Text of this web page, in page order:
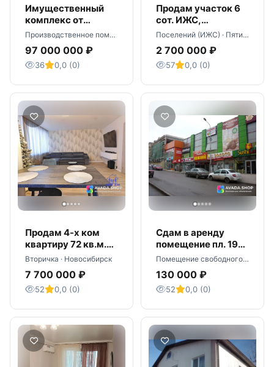
Имущественный
комплекс от
собственника
(бывший
мясокомбинат).
Производственное помещение · Черняховск
97 000 000 ₽
36 0,0 (0)
Продам участок 6
сот. ИЖС,
Пятигорск, пер.
Поселений (ИЖС) · Пятигорск
2 700 000 ₽
57 0,0 (0)
Продам 4-х ком
квартиру 72 кв.м.
Новосибирск,
Новая заря 14
Вторичка · Новосибирск
7 700 000 ₽
52 0,0 (0)
Сдам в аренду
помещение пл. 190
кв.м.(цоколь), г.
Крайнего 47
Помещение свободного назначения · Пятигорск
130 000 ₽
52 0,0 (0)